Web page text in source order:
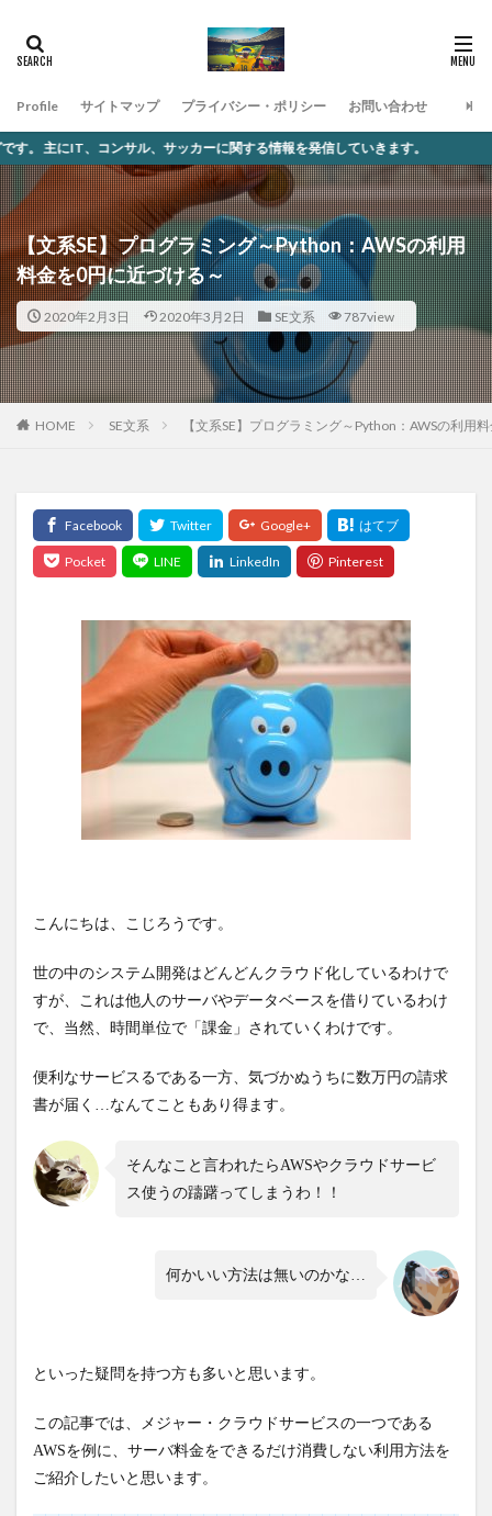
Profile サイトマップ プライバシー・ポリシー お問い合わせ
ル、サッカーに関する情報を発信していきます。
【文系SE】プログラミング～Python：AWSの利用
料金を0円に近づける～
2020年2月3日 2020年3月2日 SE文系 787view
HOME SE文系 【文系SE】プログラミング～Python：AWSの利用
こんにちは、こじろうです。
世の中のシステム開発はどんどんクラウド化しているわけで
すが、これは他人のサーバやデータベースを借りているわけ
で、当然、時間単位で「課金」されていくわけです。
便利なサービスるである一方、気づかぬうちに数万円の請求
書が届く…なんてこともあり得ます。
そんなこと言われたらAWSやクラウドサービ
ス使うの躊躇ってしまうわ！！
何かいい方法は無いのかな…
といった疑問を持つ方も多いと思います。
この記事では、メジャー・クラウドサービスの一つである
AWSを例に、サーバ料金をできるだけ消費しない利用方法を
ご紹介したいと思います。